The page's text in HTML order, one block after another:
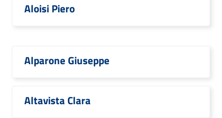
Aloisi Piero
Alparone Giuseppe
Altavista Clara